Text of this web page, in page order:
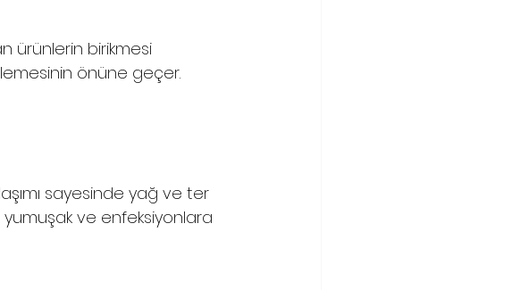
ürünlerin birikmesi
önüne geçer.
sayesinde yağ ve ter
yumuşak ve enfeksiyonlara